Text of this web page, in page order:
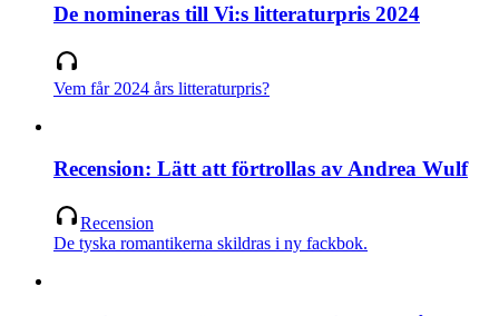
De nomineras till Vi:s litteraturpris 2024
Vem får 2024 års litteraturpris?
Recension: Lätt att förtrollas av Andrea Wulf
Recension
De tyska romantikerna skildras i ny fackbok.